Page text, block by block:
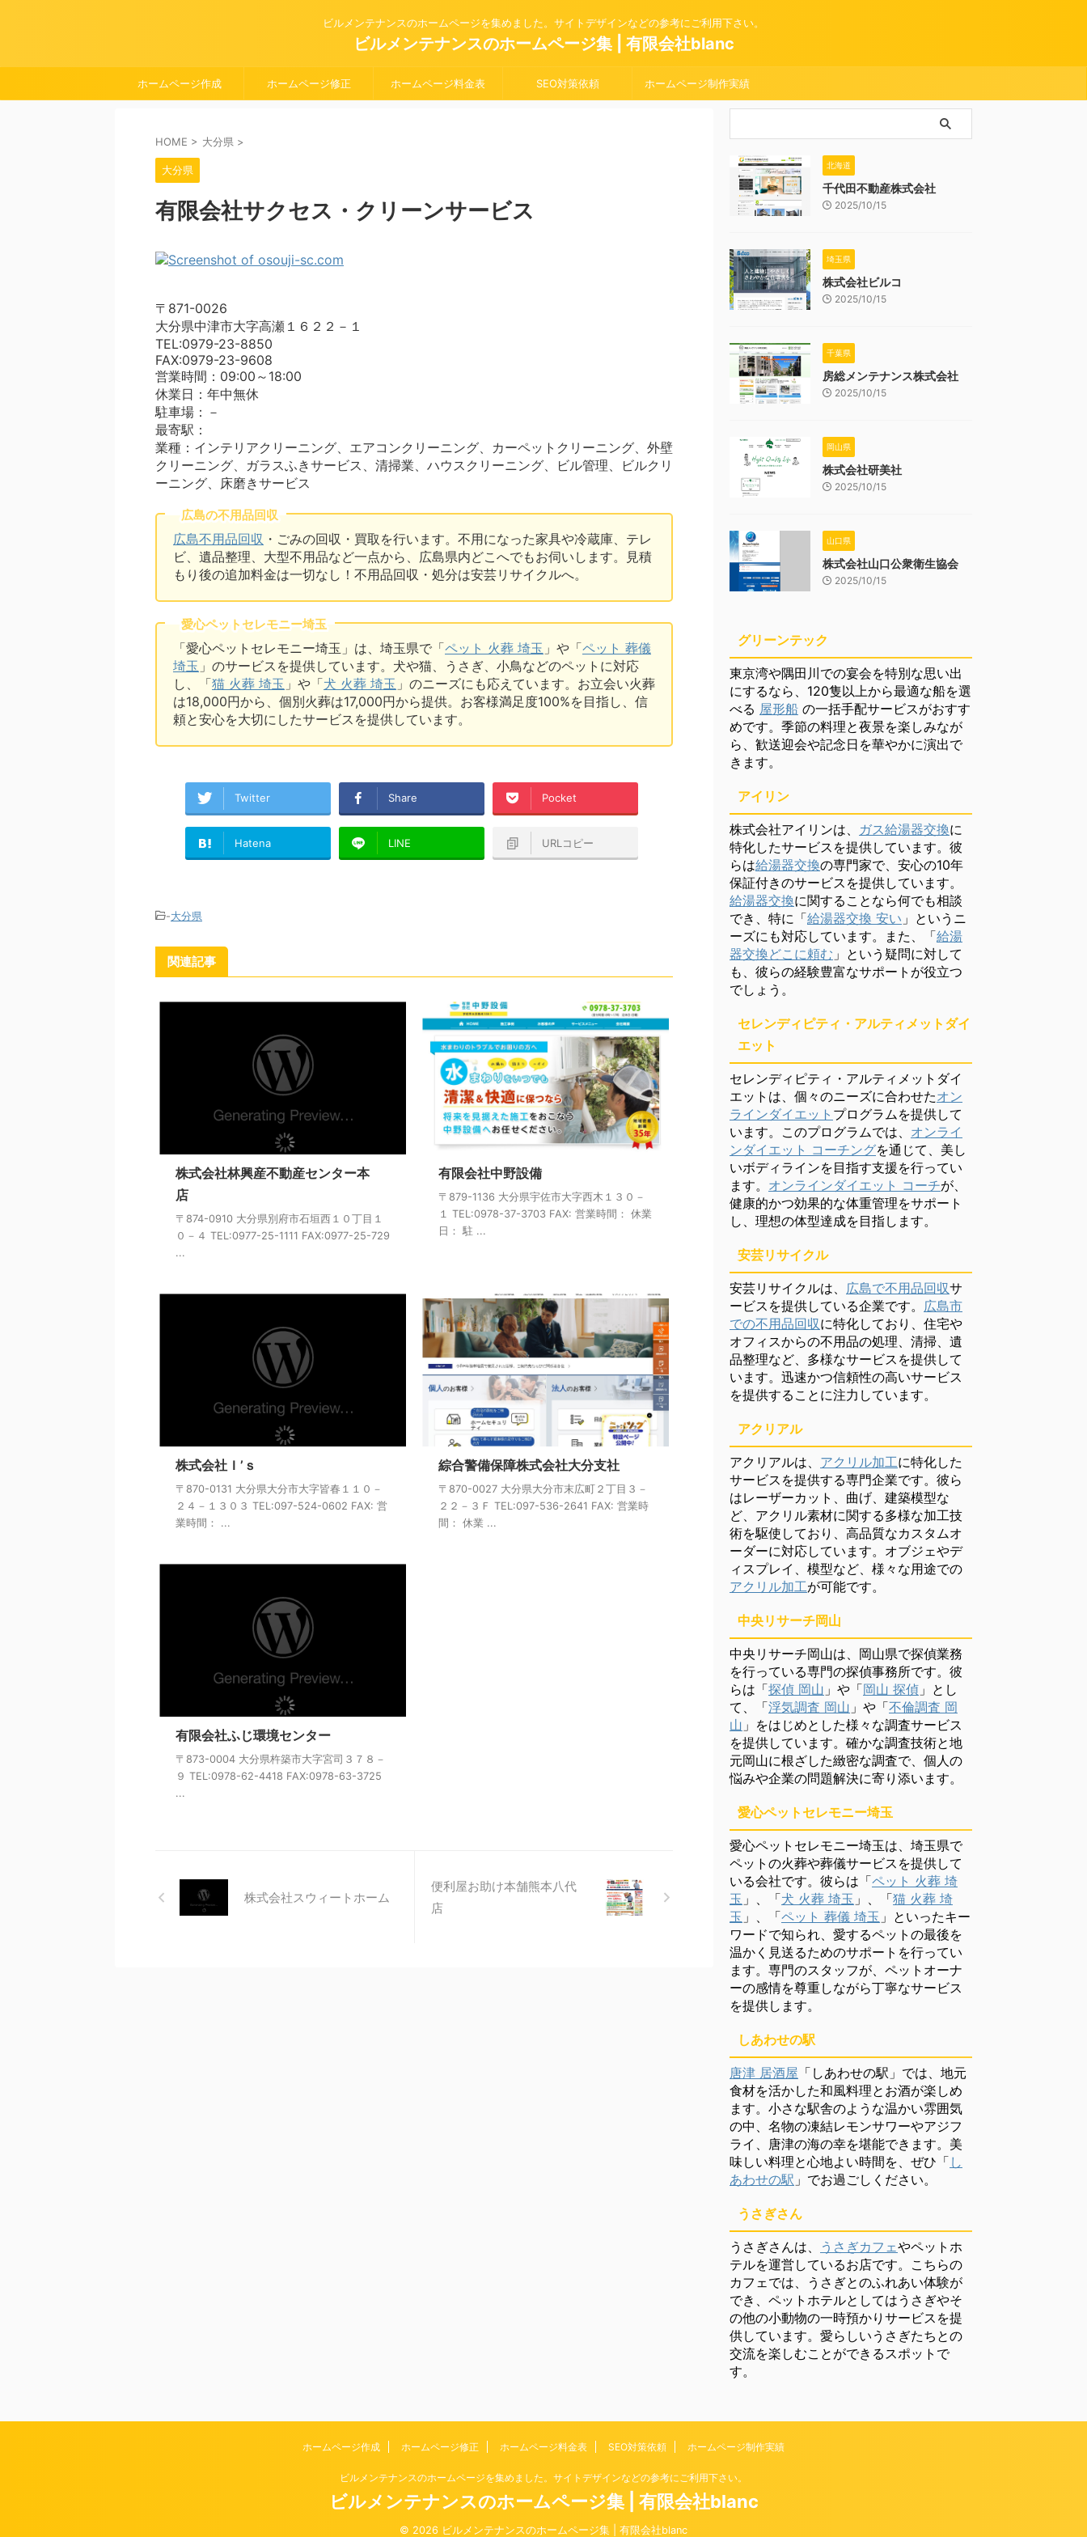
ビルメンテナンスのホームページを集めました。サイトデザインなどの参考にご利用下さい。
ビルメンテナンスのホームページ集 | 有限会社blanc
ホームページ作成 ホームページ修正 ホームページ料金表 SEO対策依頼 ホームページ制作実績
HOME > 大分県 >
大分県
有限会社サクセス・クリーンサービス
〒871-0026
大分県中津市大字高瀬１６２２－１
TEL:0979-23-8850
FAX:0979-23-9608
営業時間：09:00～18:00
休業日：年中無休
駐車場：－
最寄駅：
業種：インテリアクリーニング、エアコンクリーニング、カーペットクリーニング、外壁
クリーニング、ガラスふきサービス、清掃業、ハウスクリーニング、ビル管理、ビルクリ
ーニング、床磨きサービス
広島の不用品回収
広島不用品回収 ・ごみの回収・買取を行います。不用になった家具や冷蔵庫、テレ
ビ、遺品整理、大型不用品など一点から、広島県内どこへでもお伺いします。見積
もり後の追加料金は一切なし！不用品回収・処分は安芸リサイクルへ。
愛心ペットセレモニー埼玉
「愛心ペットセレモニー埼玉」は、埼玉県で「ペット 火葬 埼玉 」や「ペット 葬儀
埼玉 」のサービスを提供しています。犬や猫、うさぎ、小鳥などのペットに対応
し、「猫 火葬 埼玉 」や「犬 火葬 埼玉 」のニーズにも応えています。お立会い火葬
は18,000円から、個別火葬は17,000円から提供。お客様満足度100%を目指し、信
頼と安心を大切にしたサービスを提供しています。
Twitter Share Pocket
Hatena LINE URLコピー
-大分県
関連記事
株式会社林興産不動産センター本
店
〒874-0910 大分県別府市石垣西１０丁目１
０－４ TEL:0977-25-1111 FAX:0977-25-729
...
有限会社中野設備
〒879-1136 大分県宇佐市大字西木１３０－
１ TEL:0978-37-3703 FAX: 営業時間： 休業
日： 駐 ...
株式会社Ｉ’ｓ
〒870-0131 大分県大分市大字皆春１１０－
２４－１３０３ TEL:097-524-0602 FAX: 営
業時間： ...
綜合警備保障株式会社大分支社
〒870-0027 大分県大分市末広町２丁目３－
２２－３Ｆ TEL:097-536-2641 FAX: 営業時
間： 休業 ...
有限会社ふじ環境センター
〒873-0004 大分県杵築市大字宮司３７８－
９ TEL:0978-62-4418 FAX:0978-63-3725
...
株式会社スウィートホーム
便利屋お助け本舗熊本八代
店
北海道
千代田不動産株式会社
2025/10/15
埼玉県
株式会社ビルコ
2025/10/15
千葉県
房総メンテナンス株式会社
2025/10/15
岡山県
株式会社研美社
2025/10/15
山口県
株式会社山口公衆衛生協会
2025/10/15
グリーンテック
東京湾や隅田川での宴会を特別な思い出
にするなら、120隻以上から最適な船を選
べる 屋形船 の一括手配サービスがおすす
めです。季節の料理と夜景を楽しみなが
ら、歓送迎会や記念日を華やかに演出で
きます。
アイリン
株式会社アイリンは、 ガス給湯器交換に
特化したサービスを提供しています。彼
らは給湯器交換の専門家で、安心の10年
保証付きのサービスを提供しています。
給湯器交換に関することなら何でも相談
でき、特に「給湯器交換 安い 」というニ
ーズにも対応しています。また、「給湯
器交換どこに頼む 」という疑問に対して
も、彼らの経験豊富なサポートが役立つ
でしょう。
セレンディピティ・アルティメットダイ
エット
セレンディピティ・アルティメットダイ
エットは、個々のニーズに合わせたオン
ラインダイエット プログラムを提供して
います。このプログラムでは、 オンライ
ンダイエット コーチングを通じて、美し
いボディラインを目指す支援を行ってい
ます。 オンラインダイエット コーチが、
健康的かつ効果的な体重管理をサポート
し、理想の体型達成を目指します。
安芸リサイクル
安芸リサイクルは、 広島で不用品回収サ
ービスを提供している企業です。 広島市
での不用品回収に特化しており、住宅や
オフィスからの不用品の処理、清掃、遺
品整理など、多様なサービスを提供して
います。迅速かつ信頼性の高いサービス
を提供することに注力しています。
アクリアル
アクリアルは、 アクリル加工に特化した
サービスを提供する専門企業です。彼ら
はレーザーカット、曲げ、建築模型な
ど、アクリル素材に関する多様な加工技
術を駆使しており、高品質なカスタムオ
ーダーに対応しています。オブジェやデ
ィスプレイ、模型など、様々な用途での
アクリル加工が可能です。
中央リサーチ岡山
中央リサーチ岡山は、岡山県で探偵業務
を行っている専門の探偵事務所です。彼
らは「探偵 岡山 」や「岡山 探偵 」とし
て、「浮気調査 岡山 」や「不倫調査 岡
山 」をはじめとした様々な調査サービス
を提供しています。確かな調査技術と地
元岡山に根ざした緻密な調査で、個人の
悩みや企業の問題解決に寄り添います。
愛心ペットセレモニー埼玉
愛心ペットセレモニー埼玉は、埼玉県で
ペットの火葬や葬儀サービスを提供して
いる会社です。彼らは「ペット 火葬 埼
玉 」、「犬 火葬 埼玉 」、「猫 火葬 埼
玉 」、「ペット 葬儀 埼玉 」といったキー
ワードで知られ、愛するペットの最後を
温かく見送るためのサポートを行ってい
ます。専門のスタッフが、ペットオーナ
ーの感情を尊重しながら丁寧なサービス
を提供します。
しあわせの駅
唐津 居酒屋 「しあわせの駅」では、地元
食材を活かした和風料理とお酒が楽しめ
ます。小さな駅舎のような温かい雰囲気
の中、名物の凍結レモンサワーやアジフ
ライ、唐津の海の幸を堪能できます。美
味しい料理と心地よい時間を、ぜひ「 し
あわせの駅 」でお過ごしください。
うさぎさん
うさぎさんは、 うさぎカフェやペットホ
テルを運営しているお店です。こちらの
カフェでは、うさぎとのふれあい体験が
でき、ペットホテルとしてはうさぎやそ
の他の小動物の一時預かりサービスを提
供しています。愛らしいうさぎたちとの
交流を楽しむことができるスポットで
す。
ホームページ作成 ホームページ修正 ホームページ料金表 SEO対策依頼 ホームページ制作実績
ビルメンテナンスのホームページを集めました。サイトデザインなどの参考にご利用下さい。
ビルメンテナンスのホームページ集 | 有限会社blanc
© 2026 ビルメンテナンスのホームページ集 | 有限会社blanc